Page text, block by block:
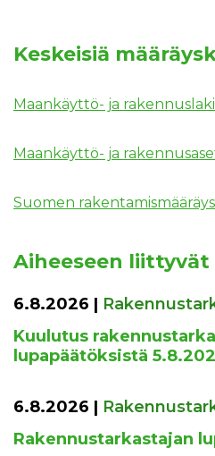
Keskeisiä
Maankäyttö- ja rakennuslaki
Maankäyttö- ja
Suomen
Aiheeseen
6.8.2026 |
Kuulutus
lupapäätöksistä
6.8.2026 |
Rakennustarkastajan